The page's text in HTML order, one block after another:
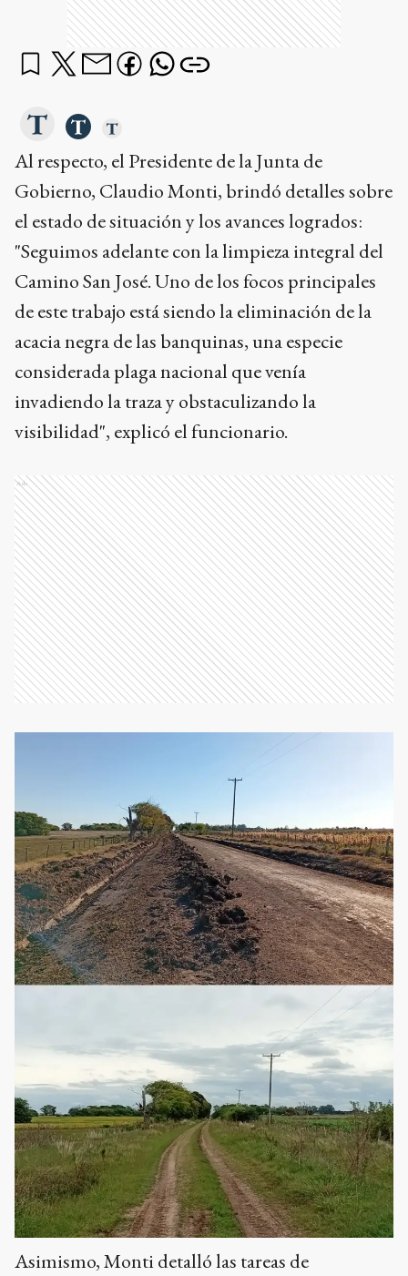
Al respecto, el Presidente de la Junta de
Gobierno, Claudio Monti, brindó detalles sobre
el estado de situación y los avances logrados:
"Seguimos adelante con la limpieza integral del
Camino San José. Uno de los focos principales
de este trabajo está siendo la eliminación de la
acacia negra de las banquinas, una especie
considerada plaga nacional que venía
invadiendo la traza y obstaculizando la
visibilidad", explicó el funcionario.
Ads
Asimismo, Monti detalló las tareas de